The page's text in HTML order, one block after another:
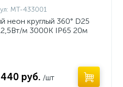
MT-433001
неон круглый 360° D25
м 3000К IP65 20м
руб. /шт